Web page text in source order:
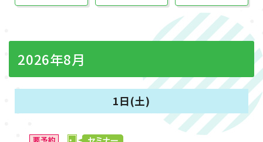
2026年8月
1日(土)